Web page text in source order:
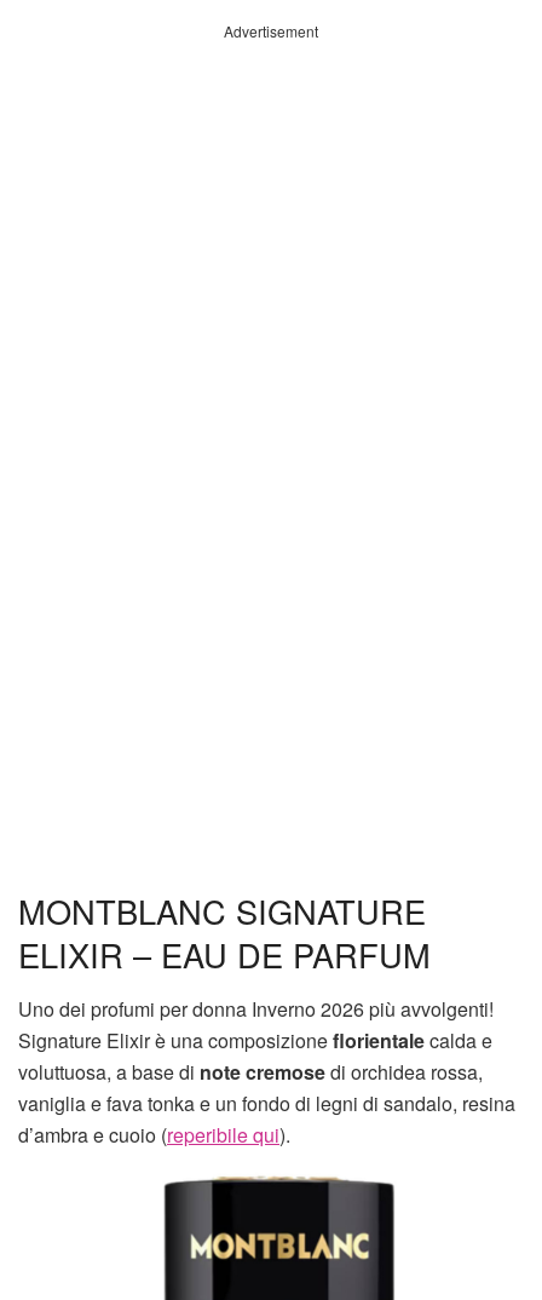
Advertisement
MONTBLANC SIGNATURE
ELIXIR – EAU DE PARFUM
Uno dei profumi per donna Inverno 2026 più avvolgenti!
Signature Elixir è una composizioneflorientalecalda e
voluttuosa, a base di note cremosedi orchidea rossa,
vaniglia e fava tonka e un fondo di legni di sandalo, resina
d’ambra e cuoio (reperibile qui).